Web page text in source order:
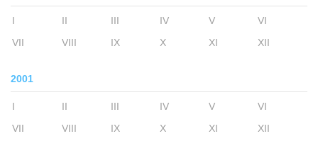
I II III IV V
VI
VII
VIII IX X XI XII
2001
I II III IV V
VI
VII
VIII IX X XI XII